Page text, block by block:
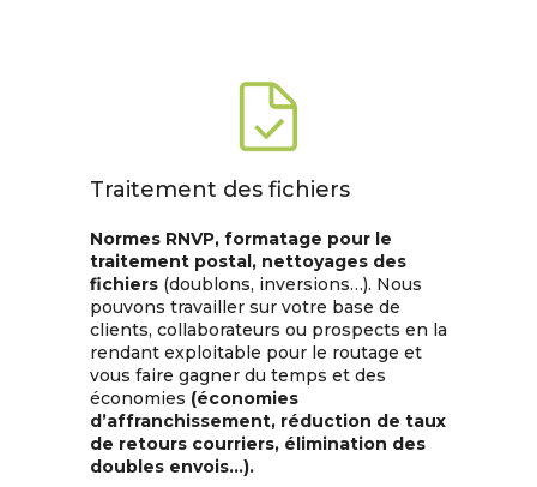
Traitement des fichiers
Normes RNVP, formatage pour le
traitement postal, nettoyages des
fichiers(doublons, inversions…). Nous
pouvons travailler sur votre base de
clients, collaborateurs ou prospects en la
rendant exploitable pour le routage et
vous faire gagner du temps et des
économies (économies
d’affranchissement, réduction de taux
de retours courriers, élimination des
doubles envois…).